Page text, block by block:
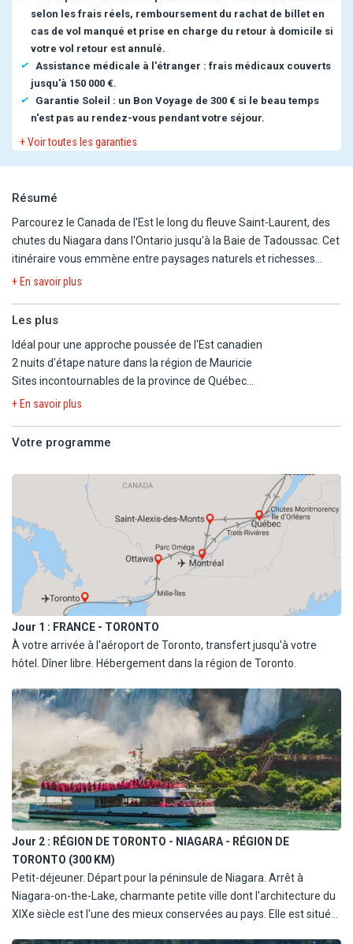
selon les frais réels, remboursement du rachat de billet en
cas de vol manqué et prise en charge du retour à domicile si
votre vol retour est annulé.
Assistance médicale à l'étranger : frais médicaux couverts
jusqu'à 150 000 €.
Garantie Soleil : un Bon Voyage de 300 € si le beau temps
n'est pas au rendez-vous pendant votre séjour.
+ Voir toutes les garanties
Résumé
Parcourez le Canada de l'Est le long du fleuve Saint-Laurent, des
chutes du Niagara dans l'Ontario jusqu'à la Baie de Tadoussac. Cet
itinéraire vous emmène entre paysages naturels et richesses
urbaines à travers des sites emblématiques comme Toronto,
Enfin terminez votre escapade par une journée libre à Saint-
centre-ville de Montréal pour effectuer vos derniers achats. Un
vrai concentré d'incontournables canadiens !!!
+ En savoir plus
Les plus
Idéal pour une approche poussée de l'Est canadien
2 nuits d'étape nature dans la région de Mauricie
Sites incontournables de la province de Québec
Croisière aux chutes du Niagara en Ontario
+ En savoir plus
Votre programme
Jour 1 : FRANCE - TORONTO
À votre arrivée à l'aéroport de Toronto, transfert jusqu'à votre
hôtel. Dîner libre. Hébergement dans la région de Toronto.
Jour 2 : RÉGION DE TORONTO - NIAGARA - RÉGION DE
TORONTO (300 KM)
Petit-déjeuner. Départ pour la péninsule de Niagara. Arrêt à
Niagara-on-the-Lake, charmante petite ville dont l'architecture du
XIXe siècle est l'une des mieux conservées au pays. Elle est située